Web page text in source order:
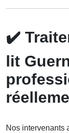
✔️
lit
Nos intervenants